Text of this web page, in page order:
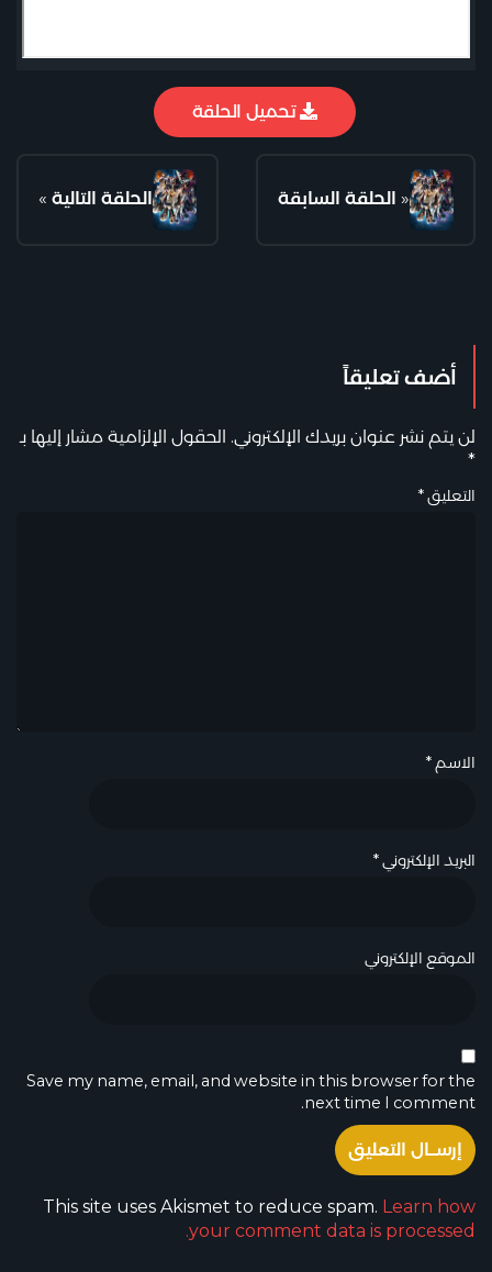
تحميل الحلقة
الحلقة التالية » « الحلقة السابقة
أضف تعليقاً
لن يتم نشر عنوان بريدك الإلكتروني. الحقول الإلزامية مشار إليها بـ
*
التعليق*
الاسم *
البريد الإلكتروني*
الموقع الإلكتروني
Save my name, email, and website in this browser for the
next time I comment.
This site uses Akismet to reduce spam. Learn how
your comment data is processed.